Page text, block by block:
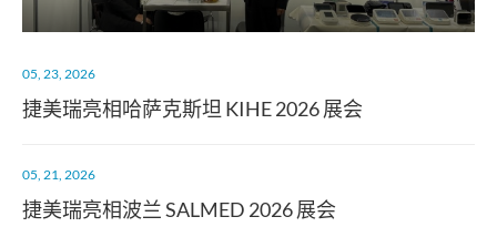
05, 23, 2026
捷美瑞亮相哈萨克斯坦 KIHE 2026 展会
05, 21, 2026
捷美瑞亮相波兰 SALMED 2026 展会